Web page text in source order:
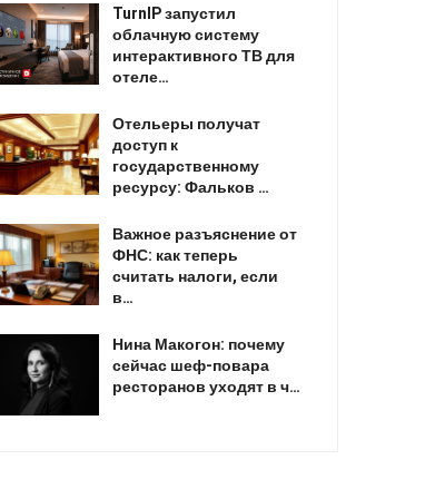
TurnIP запустил
облачную систему
интерактивного ТВ для
отеле…
Отельеры получат
доступ к
государственному
ресурсу: Фальков …
Важное разъяснение от
ФНС: как теперь
считать налоги, если
в…
Нина Макогон: почему
сейчас шеф-повара
ресторанов уходят в ч…